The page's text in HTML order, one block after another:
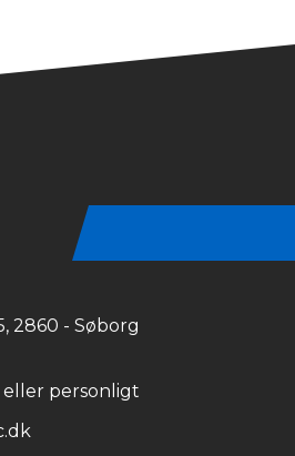
2860 - Søborg
eller personligt